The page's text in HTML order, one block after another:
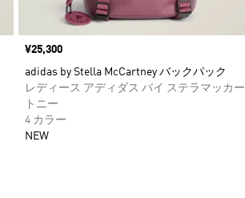
価格
¥25,300
adidas by Stella McCartney バックパック
レディース アディダス バイ ステラマッカー
トニー
4 カラー
NEW